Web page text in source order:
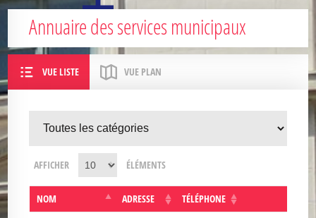
Annuaire des services municipaux
VUE LISTE VUE PLAN
AFFICHER ÉLÉMENTS
NOM ADRESSE TÉLÉPHONE